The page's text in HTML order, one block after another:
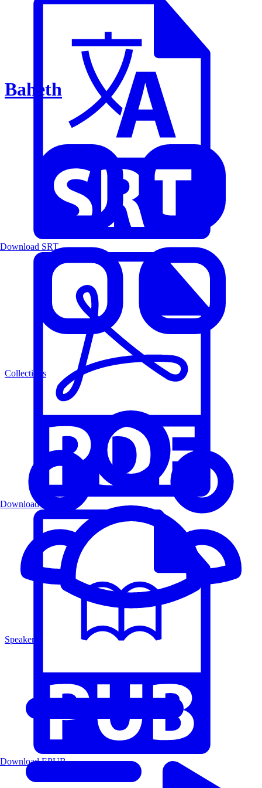
Baheth
Collections
Speakers
Download SRT
Download PDF
Download EPUB